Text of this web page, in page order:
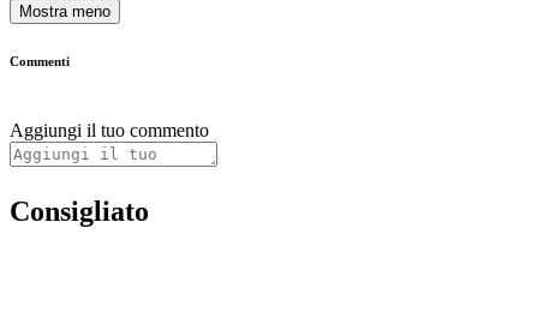
Mostra meno
Commenti
Aggiungi il tuo commento
Consigliato